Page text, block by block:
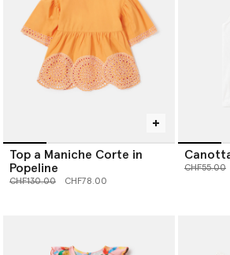
Top a Maniche Corte in
Popeline
Prezzo ridotto da
CHF130.00a CHF78.00
Prezzo
CHF55.00a